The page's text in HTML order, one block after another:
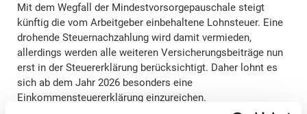
Mit dem Wegfall der Mindestvorsorgepauschale steigt
künftig die vom Arbeitgeber einbehaltene Lohnsteuer. Eine
drohende Steuernachzahlung wird damit vermieden,
allerdings werden alle weiteren Versicherungsbeiträge nun
erst in der Steuererklärung berücksichtigt. Daher lohnt es
sich ab dem Jahr 2026 besonders eine
Einkommensteuererklärung einzureichen.